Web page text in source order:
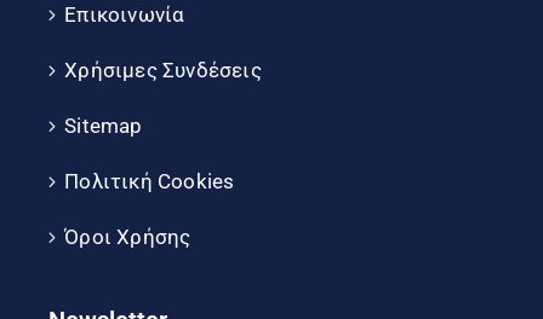
Επικοινωνία
Χρήσιμες Συνδέσεις
Sitemap
Πολιτική Cookies
Όροι Χρήσης